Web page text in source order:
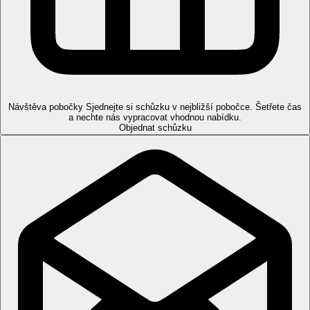
Upozornění: výše uvedené časy i místa podávání jsou
určeny hotelem a mohou se změnit
vstupem do moře se nachází přímo u hotelu. Slunečníky a
lehátka za poplatek.
Sportovní nabídka
fitness, šipky, aerobik, vodní gymnastika.
biliár, vodní sporty na pláži.
dětské hřiště, dětský bazén, animace, dětská diskotéka, miniklub
(od 4-12 let), kidsklub.
VISA, EC/MC.
https://www.amrcollection.com/
Návštěva pobočky Sjednejte si schůzku v nejbližší pobočce. Šetřete čas
a nechte nás vypracovat vhodnou nabídku.
Objednat schůzku